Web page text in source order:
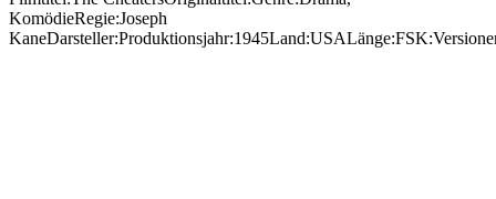
KomödieRegie:Joseph